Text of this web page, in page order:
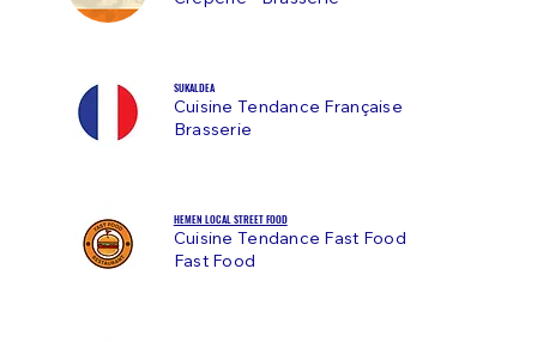
SUKALDEA
Cuisine Tendance Française
Brasserie
HEMEN LOCAL STREET FOOD
Cuisine Tendance Fast Food
Fast Food